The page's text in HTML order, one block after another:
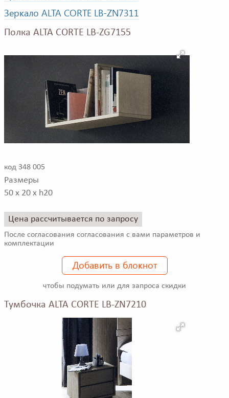
Зеркало ALTA CORTE LB-ZN7311
Полка ALTA CORTE LB-ZG7155
код 348 005
Размеры
50 x 20 x h20
Цена рассчитывается по запросу
После согласования согласования с вами параметров и
комплектации
Добавить в блокнот
чтобы подумать или для запроса скидки
Тумбочка ALTA CORTE LB-ZN7210